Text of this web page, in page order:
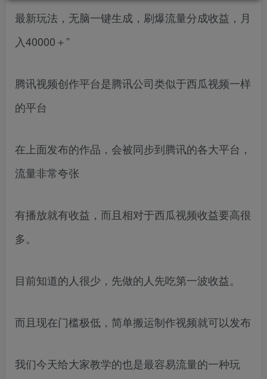
最新玩法，无脑一键生成，刷爆流量分成收益，月
入40000＋”
腾讯视频创作平台是腾讯公司类似于西瓜视频一样
的平台
在上面发布的作品，会被同步到腾讯的各大平台，
流量非常夸张
有播放就有收益，而且相对于西瓜视频收益要高很
多。
目前知道的人很少，先做的人先吃第一波收益。
而且现在门槛极低，简单搬运制作视频就可以发布
我们今天给大家教学的也是最容易流量的一种玩